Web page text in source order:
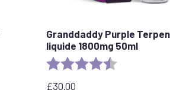
Granddaddy Purple
liquide 1800mg 50ml
Evaluation :
£30.00